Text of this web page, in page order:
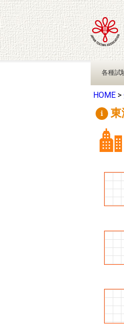
HOME >
東
各種試